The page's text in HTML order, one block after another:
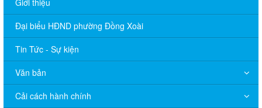
Giới thiệu
Đại biểu HĐND phường Đồng Xoài
Tin Tức - Sự kiện
Văn bản
Cải cách hành chính